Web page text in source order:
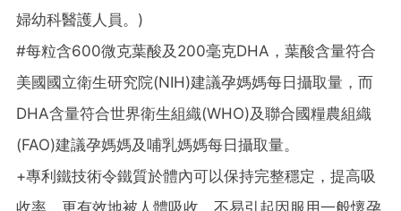
婦幼科醫護人員。)
#每粒含600微克葉酸及200毫克DHA，葉酸含量符合
美國國立衛生研究院(NIH)建議孕媽媽每日攝取量，而
DHA含量符合世界衛生組織(WHO)及聯合國糧農組織
(FAO)建議孕媽媽及哺乳媽媽每日攝取量。
+專利鐵技術令鐵質於體內可以保持完整穩定，提高吸